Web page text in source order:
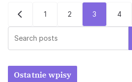
Stronicowanie
wpisów
1 2 3 4
Ostatnie wpisy